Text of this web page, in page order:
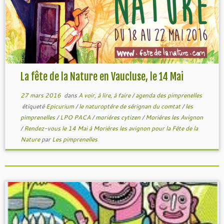
La fête de la Nature en Vaucluse, le 14 Mai
27 mars 2016dans A voir, à lire, à faire/agenda des pimprenelles
étiquetéEpicurium/le naturoptére de sérignan du comtat/les
pimprenelles/LPO PACA/moriéres cytizen/Moriéres les Avignon
/Rendez-vous le 14 Mai à Morières les avignon pour la Fête de la
NatureparLes pimprenelles